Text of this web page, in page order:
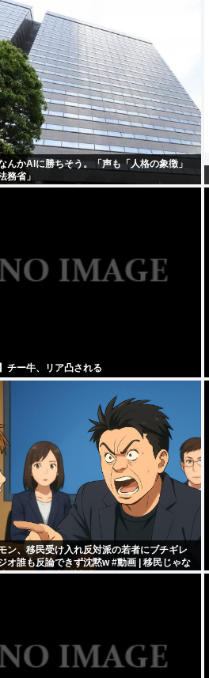
んかAIに勝ちそう。「声も「人格の象徴」
務省」
チー牛、リア凸される
ン、移民受け入れ反対派の若者にブチギレ
オ誰も反論できず沈黙w #動画 | 移民じゃな
移民と犯罪者反対派だぞ